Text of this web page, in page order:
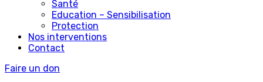
Santé
Education – Sensibilisation
Protection
Nos interventions
Contact
Faire un don